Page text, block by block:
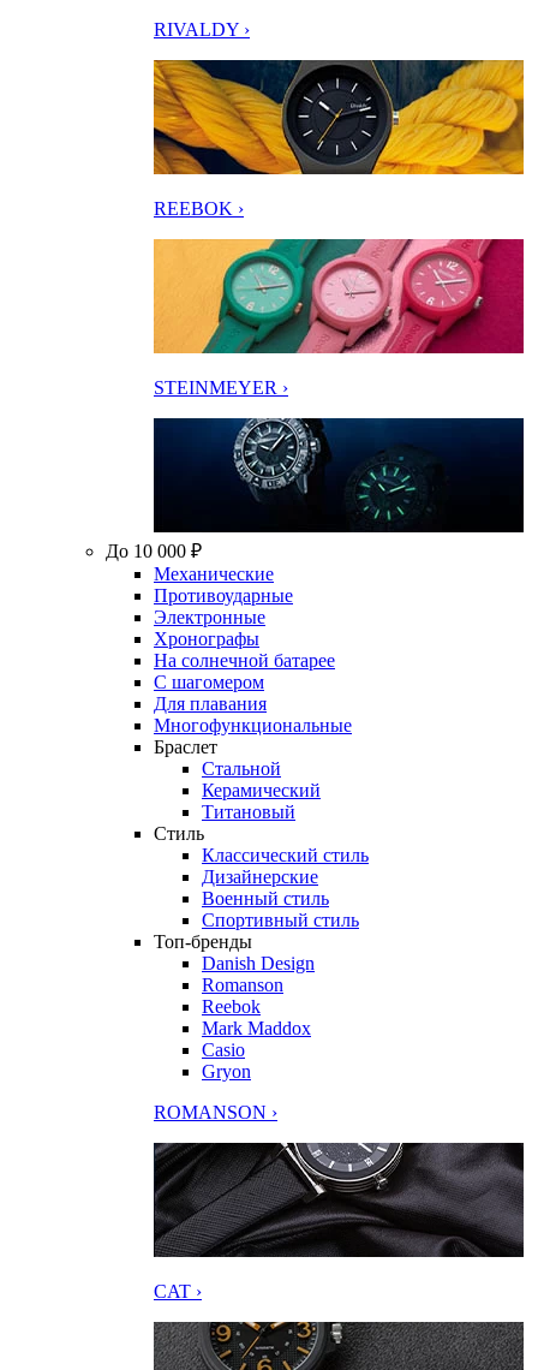
RIVALDY ›
REEBOK ›
STEINMEYER ›
До 10 000 ₽
Механические
Противоударные
Электронные
Хронографы
На солнечной батарее
С шагомером
Для плавания
Многофункциональные
Браслет
Стальной
Керамический
Титановый
Стиль
Классический стиль
Дизайнерские
Военный стиль
Спортивный стиль
Топ-бренды
Danish Design
Romanson
Reebok
Mark Maddox
Casio
Gryon
ROMANSON ›
CAT ›